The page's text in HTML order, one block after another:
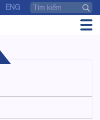
ENG